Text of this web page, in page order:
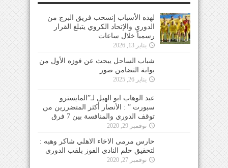
لهذه الأسباب إنسحب فريق البرج من
الدوري والإتحاد الكروي يتبلغ القرار
رسمياً خلال ساعات
يناير 13, 2026
شباب الساحل يبحث عن فوزه الأول من
بوابة التضامن صور
يناير 26, 2025
عبد الوهاب ابو الهيل لـ”المايسترو
سبورت ” : الأنصار أكثر المتضررين من
توقف الدوري والمنافسة بين 7 فرق
نوفمبر 29, 2020
حارس مرمى الاخاء الاهلي شاكر وهبه :
لتحقيق حلم النادي الفوز بلقب الدوري
نوفمبر 27, 2020